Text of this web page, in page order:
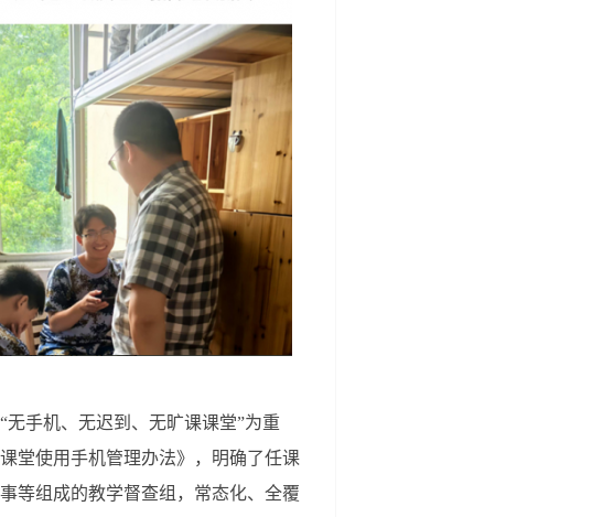
无手机、无迟到、无旷课课堂”为重
堂使用手机管理办法》，明确了任课
等组成的教学督查组，常态化、全覆